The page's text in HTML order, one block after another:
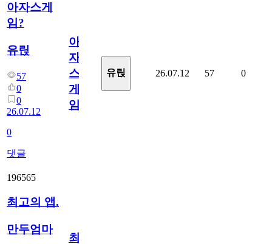
아자스게
임?
유릱
57
0
0
26.07.12
0
댓글
아
자
스
게
임?
유릱 26.07.12 57 0
196565
최고의 앱.
만두엄마
최